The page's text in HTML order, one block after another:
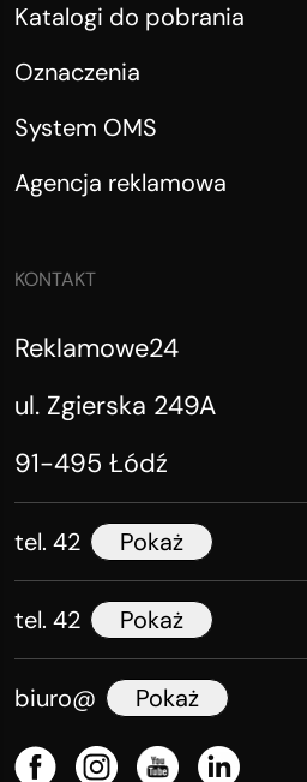
Katalogi do pobrania
Oznaczenia
System OMS
Agencja reklamowa
KONTAKT
Reklamowe24
ul. Zgierska 249A
91-495 Łódź
tel. 42 Pokaż
tel. 42 Pokaż
biuro@ Pokaż